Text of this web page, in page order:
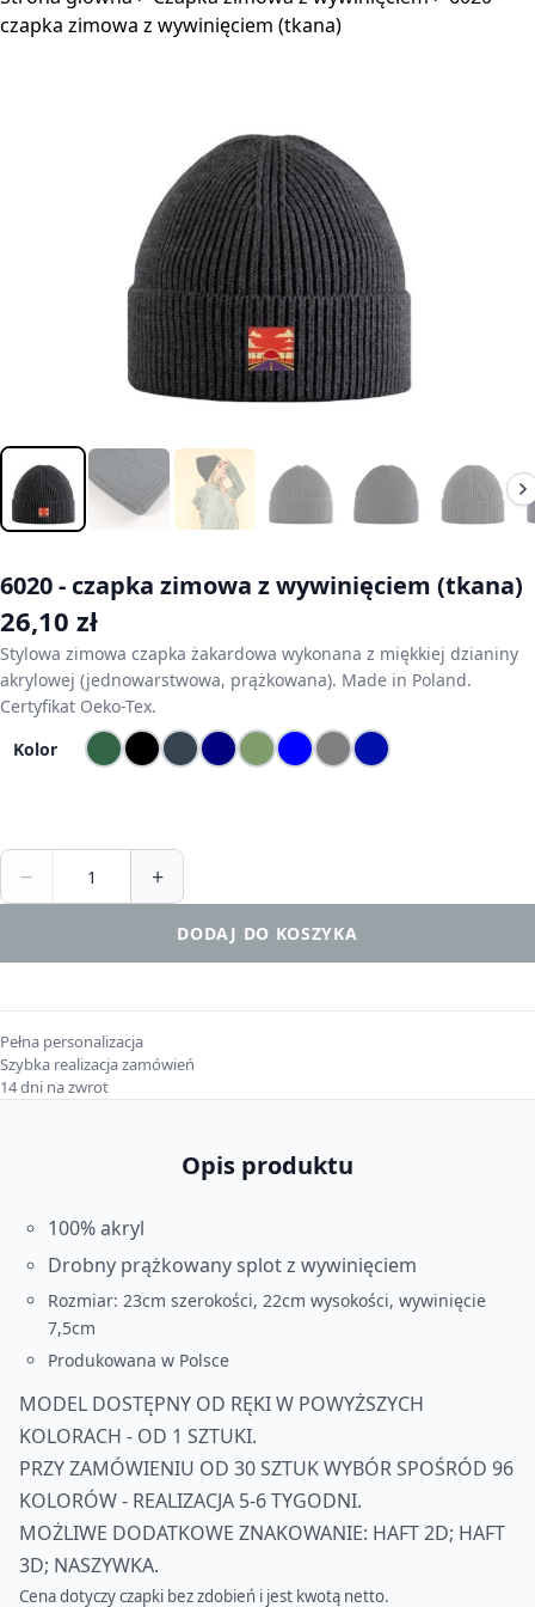
czapka zimowa z wywinięciem (tkana)
6020 - czapka zimowa z wywinięciem (tkana)
26,10 zł
Stylowa zimowa czapka żakardowa wykonana z miękkiej dzianiny
akrylowej (jednowarstwowa, prążkowana). Made in Poland.
Certyfikat Oeko-Tex.
Kolor
− +
DODAJ DO KOSZYKA
Pełna personalizacja
Szybka realizacja zamówień
14 dni na zwrot
Opis produktu
100% akryl
Drobny prążkowany splot z wywinięciem
Rozmiar: 23cm szerokości, 22cm wysokości, wywinięcie
7,5cm
Produkowana w Polsce
MODEL DOSTĘPNY OD RĘKI W POWYŻSZYCH
KOLORACH - OD 1 SZTUKI.
PRZY ZAMÓWIENIU OD 30 SZTUK WYBÓR SPOŚRÓD 96
KOLORÓW - REALIZACJA 5-6 TYGODNI.
MOŻLIWE DODATKOWE ZNAKOWANIE: HAFT 2D; HAFT
3D; NASZYWKA.
Cena dotyczy czapki bez zdobień i jest kwotą netto.